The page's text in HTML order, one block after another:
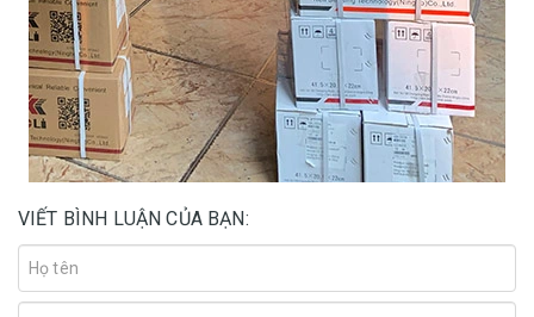
VIẾT BÌNH LUẬN CỦA BẠN: